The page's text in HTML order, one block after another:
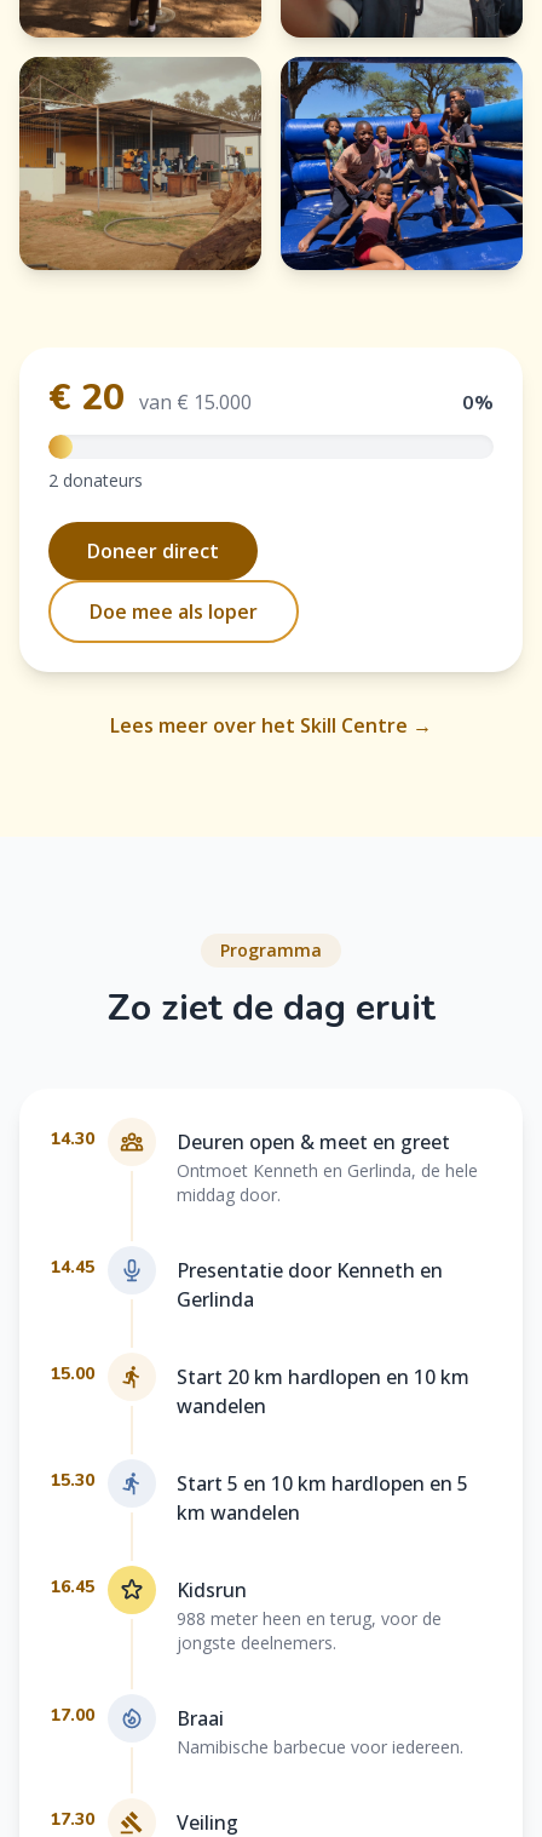
€ 20 van € 15.000 0%
2 donateurs
Doneer direct
Doe mee als loper
Lees meer over het Skill Centre →
Programma
Zo ziet de dag eruit
14.30 Deuren open & meet en greet
Ontmoet Kenneth en Gerlinda, de hele
middag door.
14.45
Presentatie door Kenneth en
Gerlinda
15.00
Start 20 km hardlopen en 10 km
wandelen
15.30
Start 5 en 10 km hardlopen en 5
km wandelen
16.45 Kidsrun
988 meter heen en terug, voor de
jongste deelnemers.
17.00 Braai
Namibische barbecue voor iedereen.
17.30 Veiling